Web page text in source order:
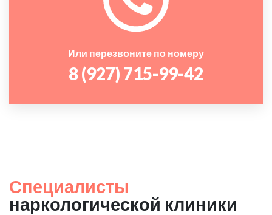
Или перезвоните по номеру
8 (927) 715-99-42
Специалисты
наркологической клиники